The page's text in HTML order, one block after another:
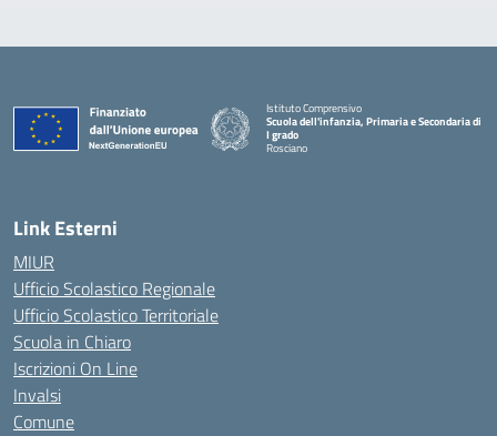
Istituto Comprensivo
Scuola dell'infanzia, Primaria e Secondaria di
I grado
Rosciano
Link Esterni
MIUR
Ufficio Scolastico Regionale
Ufficio Scolastico Territoriale
Scuola in Chiaro
Iscrizioni On Line
Invalsi
Comune